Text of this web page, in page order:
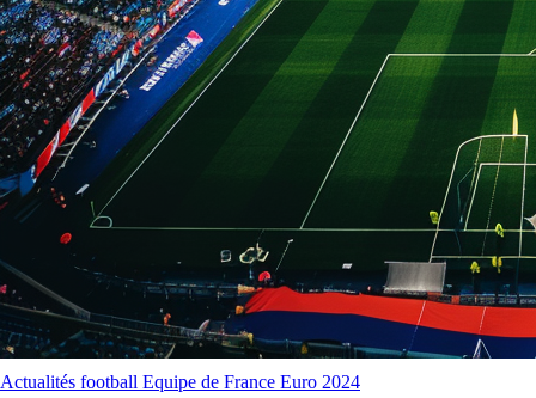
Actualités football Equipe de France Euro 2024